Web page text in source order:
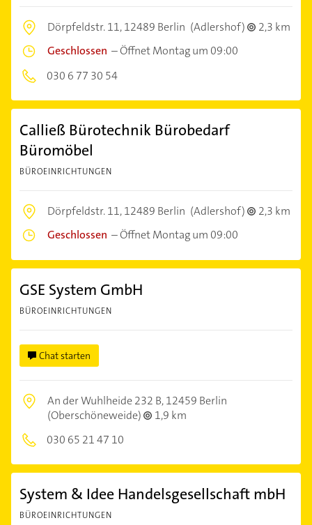
Dörpfeldstr. 11,12489 Berlin (Adlershof)
2,3 km
Geschlossen –Öffnet Montag um 09:00
030 6 77 30 54
Calließ Bürotechnik Bürobedarf
Büromöbel
BÜROEINRICHTUNGEN
Dörpfeldstr. 11,12489 Berlin (Adlershof)
2,3 km
Geschlossen –Öffnet Montag um 09:00
GSE System GmbH
BÜROEINRICHTUNGEN
Chat starten
An der Wuhlheide 232 B,12459 Berlin
(Oberschöneweide)
1,9 km
030 65 21 47 10
System & Idee Handelsgesellschaft mbH
BÜROEINRICHTUNGEN